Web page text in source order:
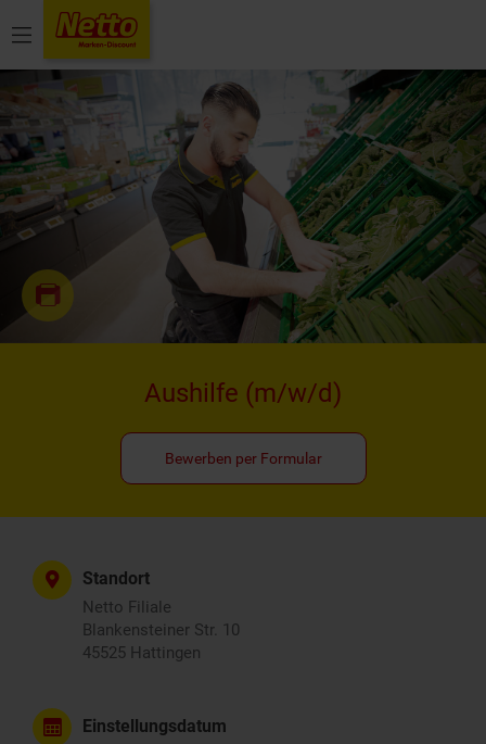
Menü
Aushilfe (m/w/d)
Bewerben per Formular
Standort
Netto Filiale
Blankensteiner Str. 10
45525 Hattingen
Einstellungsdatum